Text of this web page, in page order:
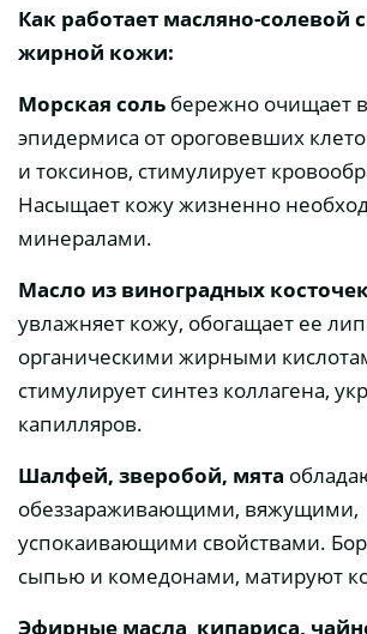
Как работает масляно-солевой
жирной кожи:
Морская соль бережно очищает
эпидермиса от ороговевших
и токсинов, стимулирует
Насыщает кожу жизненно
минералами.
Масло из виноградных
увлажняет кожу, обогащает ее
органическими жирными
стимулирует синтез коллагена,
капилляров.
Шалфей, зверобой, мята
обеззараживающими, вяжущими,
успокаивающими свойствами.
сыпью и комедонами, матируют
Эфирные масла кипариса,